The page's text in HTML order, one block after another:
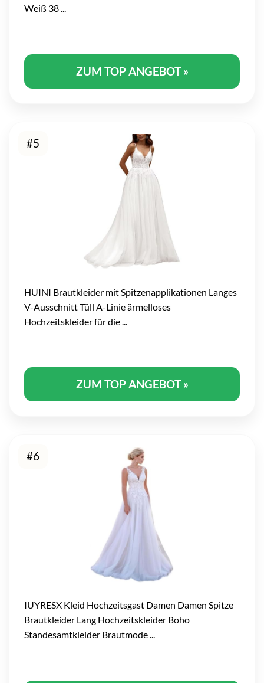
Weiß 38 ...
ZUM TOP ANGEBOT »
#5
HUINI Brautkleider mit Spitzenapplikationen Langes
V-Ausschnitt Tüll A-Linie ärmelloses
Hochzeitskleider für die ...
ZUM TOP ANGEBOT »
#6
IUYRESX Kleid Hochzeitsgast Damen Damen Spitze
Brautkleider Lang Hochzeitskleider Boho
Standesamtkleider Brautmode ...